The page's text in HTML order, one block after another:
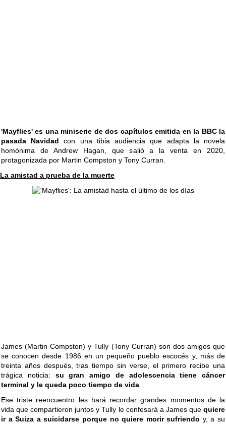
'Mayflies' es una miniserie de dos capítulos emitida en la BBC la
pasada Navidad con una tibia audiencia que adapta la novela
homónima de Andrew Hagan, que salió a la venta en 2020,
protagonizada por Martin Compston y Tony Curran.
La amistad a prueba de la muerte
James (Martin Compston) y Tully (Tony Curran) son dos amigos que
se conocen desde 1986 en un pequeño pueblo escocés y, más de
treinta años después, tras tiempo sin verse, el primero recibe una
trágica noticia: su gran amigo de adolescencia tiene cáncer
terminal y le queda poco tiempo de vida
Ese triste reencuentro les hará recordar grandes momentos de la
vida que compartieron juntos y Tully le confesará a James que quiere
ir a Suiza a suicidarse porque no quiere morir sufriendo y, a su